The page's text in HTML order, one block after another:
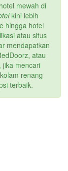
mewah di
kini lebih
hingga hotel
atau situs
mendapatkan
atau
jika mencari
renang
terbaik.